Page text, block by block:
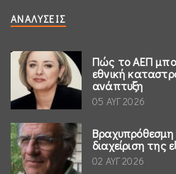
ΑΝΑΛΎΣΕΙΣ
Πώς το ΑΕΠ
εθνική
ανάπτυξη
05 ΑΥΓ 2026
Βραχυπρόθεσμη
διαχείριση της
02 ΑΥΓ 2026